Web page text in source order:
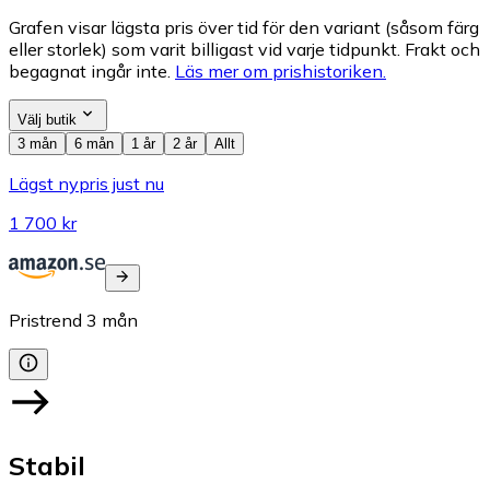
Grafen visar lägsta pris över tid för den variant (såsom färg
eller storlek) som varit billigast vid varje tidpunkt. Frakt och
begagnat ingår inte. Läs mer om prishistoriken.
Välj butik
3 mån
6 mån 1 år 2 år Allt
Lägst nypris just nu
1 700 kr
Pristrend 3 mån
Stabil